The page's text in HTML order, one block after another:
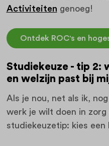
Activiteiten genoeg!
Ontdek ROC's en
Studiekeuze - tip 2:
en welzijn past bij
Als je nou, net als ik,
werk je wilt doen in zorg
studiekeuzetip: kies een